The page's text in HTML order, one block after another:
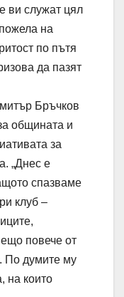
ви служат цял
на
по пътя
да пазят
Бръчков
общината и
за
„Днес е
спазваме
клуб –
повече от
По думите му
на които